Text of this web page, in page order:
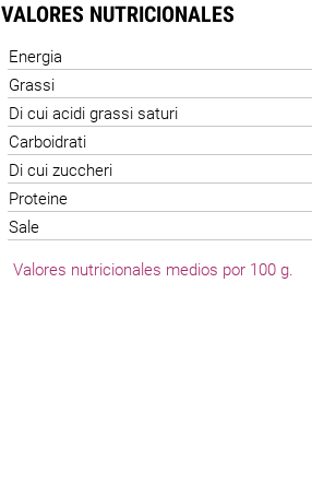
VALORES NUTRICIONALES
Energia
Grassi
Di cui acidi grassi saturi
Carboidrati
Di cui zuccheri
Proteine
Sale
Valores nutricionales medios por 100 g.